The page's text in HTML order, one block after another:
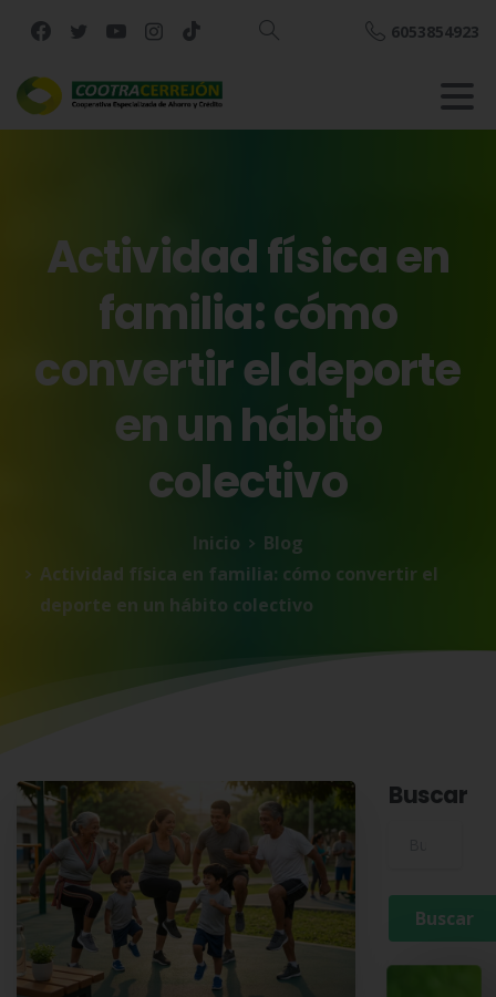
Buscar
6053854923
Actividadfísicaen
familia:cómo
convertireldeporte
enunhábito
colectivo
Inicio
Blog
Actividad física en familia: cómo convertir el
deporte en un hábito colectivo
Buscar